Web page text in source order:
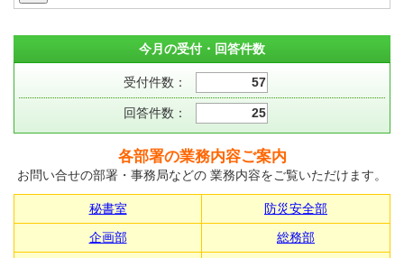
今月の受付・回答件数
受付件数： 57
回答件数： 25
各部署の業務内容ご案内
お問い合せの部署・事務局などの 業務内容をご覧いただけます。
秘書室
防災安全部
企画部
総務部